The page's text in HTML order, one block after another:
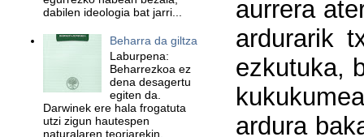
aurrera
ardurarik
ezkutuka,
ardura
dabilen ideologia bat jarri...
Beharra da giltza
Laburpena:
Beharrezkoa ez
dena desagertu
egiten da.
Darwinek ere hala frogatuta
utzi zigun hautespen
naturalaren teoriarekin.